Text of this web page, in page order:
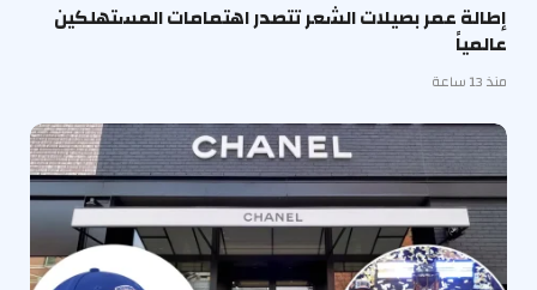
إطالة عمر بصيلات الشعر تتصدر اهتمامات المستهلكين
عالمياً
منذ 13 ساعة